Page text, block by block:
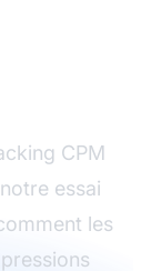
CPM
essai
les